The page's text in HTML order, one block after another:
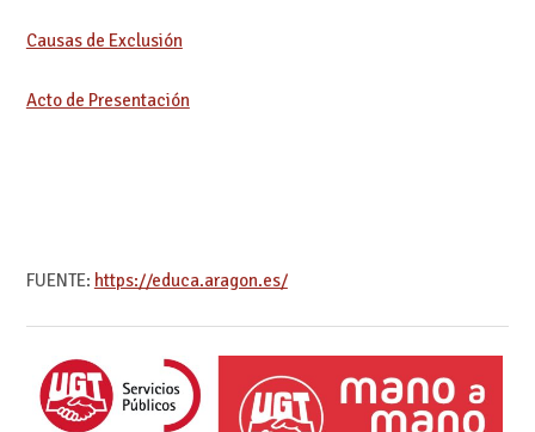
Causas de Exclusión
Acto de Presentación
FUENTE: https://educa.aragon.es/